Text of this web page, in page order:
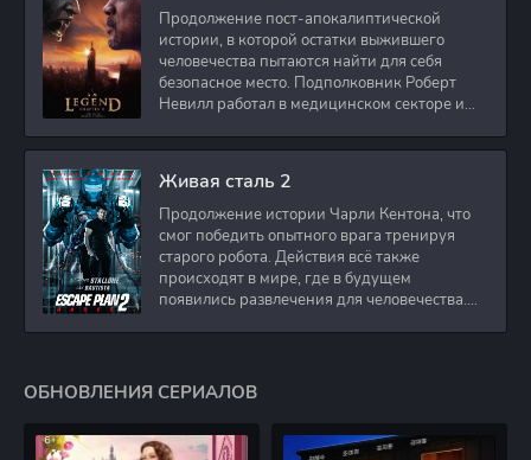
Продолжение пост-апокалиптической
истории, в которой остатки выжившего
человечества пытаются найти для себя
безопасное место. Подполковник Роберт
Невилл работал в медицинском секторе и
Живая сталь 2
Продолжение истории Чарли Кентона, что
смог победить опытного врага тренируя
старого робота. Действия всё также
происходят в мире, где в будущем
появились развлечения для человечества.
ОБНОВЛЕНИЯ СЕРИАЛОВ